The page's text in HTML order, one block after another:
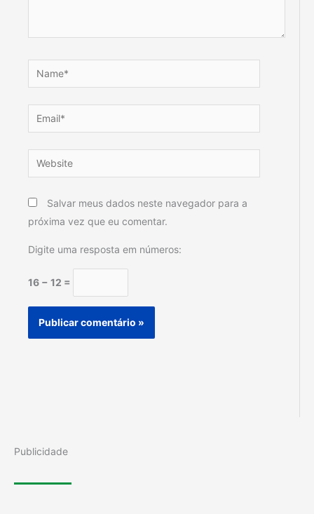
Name*
Email*
Website
Salvar meus dados neste navegador para a
próxima vez que eu comentar.
Digite uma resposta em números:
16 − 12 =
Publicidade